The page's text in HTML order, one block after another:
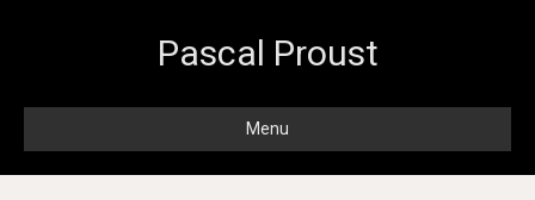
Pascal Proust
Menu